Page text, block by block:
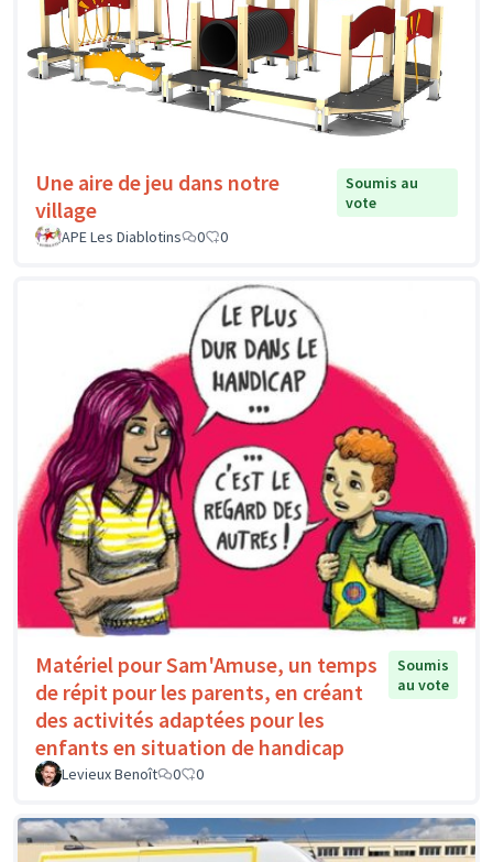
Une aire de jeu dans notre
village
Soumis au
vote
APE Les Diablotins
0 0
Matériel pour Sam'Amuse, un temps
de répit pour les parents, en créant
des activités adaptées pour les
enfants en situation de handicap
Soumis
au vote
Levieux Benoît 0 0